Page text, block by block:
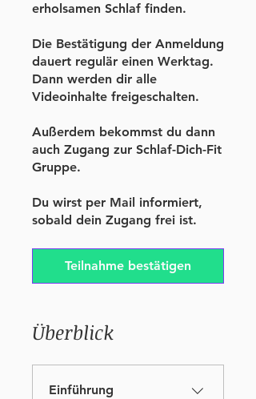
erholsamen Schlaf finden.
Die Bestätigung der Anmeldung
dauert regulär einen Werktag.
Dann werden dir alle
Videoinhalte freigeschalten.
Außerdem bekommst du dann
auch Zugang zur Schlaf-Dich-Fit
Gruppe.
Du wirst per Mail informiert,
sobald dein Zugang frei ist.
Teilnahme bestätigen
Überblick
Einführung